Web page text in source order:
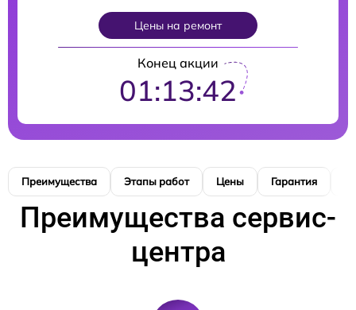
Цены на ремонт
Конец акции
01:13:41
Преимущества Этапы работ Цены Гарантия
Преимущества сервис-
центра